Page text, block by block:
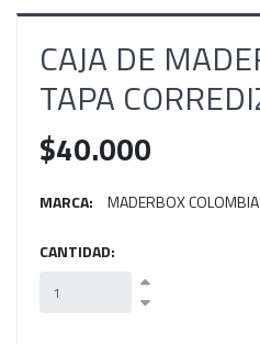
CAJA DE
TAPA
$40.000
MARCA: MADERBOX COLOMBIA
CANTIDAD: